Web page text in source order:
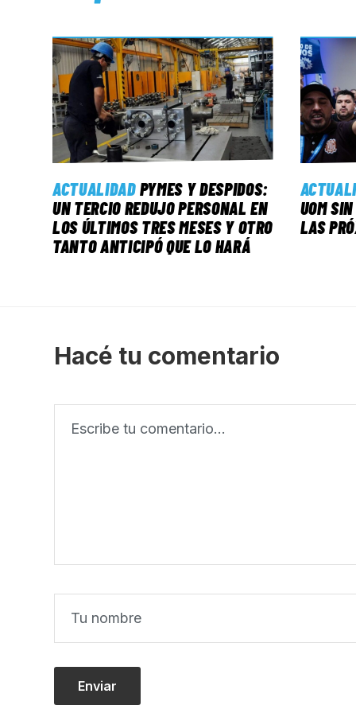
ACTUALIDAD PYMES Y DESPIDOS:
UN TERCIO REDUJO PERSONAL EN
LOS ÚLTIMOS TRES MESES Y OTRO
TANTO ANTICIPÓ QUE LO HARÁ
UOM
LAS
Hacé tu comentario